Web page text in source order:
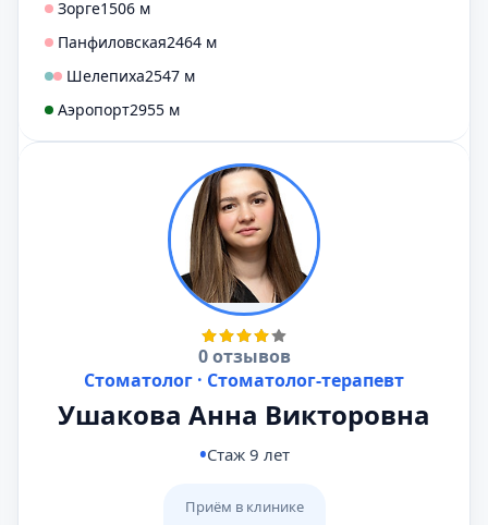
Зорге1506 м
Панфиловская2464 м
Шелепиха2547 м
Аэропорт2955 м
0 отзывов
Стоматолог · Стоматолог-терапевт
Ушакова Анна Викторовна
Стаж 9 лет
Приём в клинике